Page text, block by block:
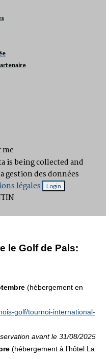
me
is being collected and
gestion des données
légales
le Golf de Pals:
(hébergement en
golf/tournoi-international-
avant le 31/08/2025
(hébergement à l’hôtel La